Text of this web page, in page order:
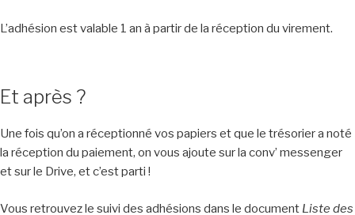
L’adhésion est valable 1 an à partir de la réception du virement.
Et après ?
Une fois qu’on a réceptionné vos papiers et que le trésorier a noté
la réception du paiement, on vous ajoute sur la conv’ messenger
et sur le Drive, et c’est parti !
Vous retrouvez le suivi des adhésions dans le document Liste des